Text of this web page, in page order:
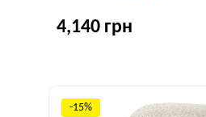
4,140 грн
48 см
-15%